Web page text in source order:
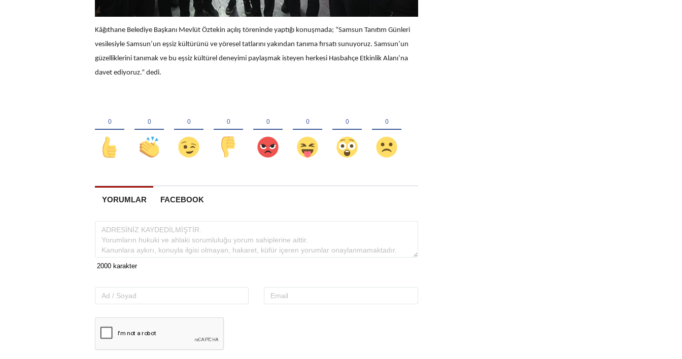
Kâğıthane Belediye Başkanı Mevlüt Öztekin açılış töreninde yaptığı konuşmada; “Samsun Tanıtım Günleri
vesilesiyle Samsun’un eşsiz kültürünü ve yöresel tatlarını yakından tanıma fırsatı sunuyoruz. Samsun’un
güzelliklerini tanımak ve bu eşsiz kültürel deneyimi paylaşmak isteyen herkesi Hasbahçe Etkinlik Alanı’na
davet ediyoruz.” dedi.
YORUMLAR FACEBOOK